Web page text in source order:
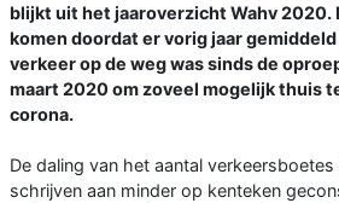
blijkt uit het jaaroverzicht Wahv 2020.
komen doordat er vorig jaar
verkeer op de weg was sinds de
maart 2020 om zoveel mogelijk thuis
corona.
De daling van het aantal
schrijven aan minder op kenteken